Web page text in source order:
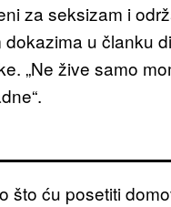
za seksizam i
u članku
„Ne žive samo
što ću posetiti